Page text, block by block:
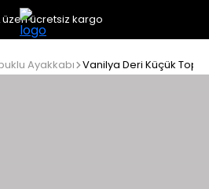
üzeri ücretsiz kargo
Ayakkabı Vanilya Deri Küçük